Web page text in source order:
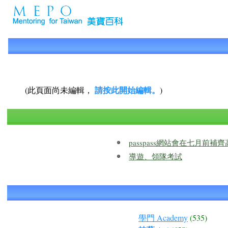
(此頁面尚未編輯， 請按此開始編輯。 )
passpass網站會在七月前補
導遊、領隊考試
學門 Academy(535)